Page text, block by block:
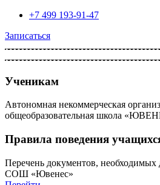
+7 499 193-91-47
Записаться
Ученикам
Автономная некоммерческая
общеобразовательная школа
Правила поведения
Перечень документов,
СОШ «Ювенес»